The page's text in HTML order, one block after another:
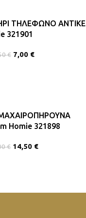
ΤΗΛΕΦΩΝΟ ΑΝΤΙΚΕ
321901
€ 7,00 €
Homie 321898
€ 14,50 €